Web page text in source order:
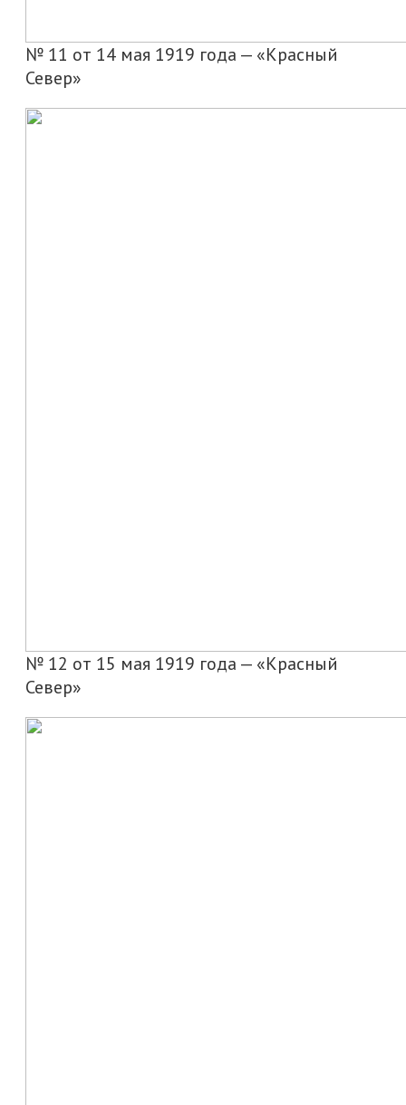
№ 11 от 14 мая 1919 года — «Красный
Север»
№ 12 от 15 мая 1919 года — «Красный
Север»